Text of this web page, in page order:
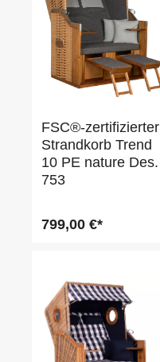
FSC®-zertifizierter
Strandkorb Trend
10 PE nature Des.
753
799,00 €*